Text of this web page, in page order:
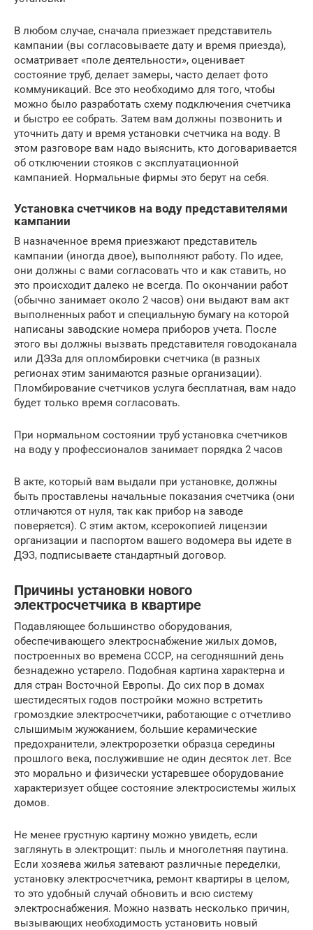
В любом случае, сначала приезжает представитель
кампании (вы согласовываете дату и время приезда),
осматривает «поле деятельности», оценивает
состояние труб, делает замеры, часто делает фото
коммуникаций. Все это необходимо для того, чтобы
можно было разработать схему подключения счетчика
и быстро ее собрать. Затем вам должны позвонить и
уточнить дату и время установки счетчика на воду. В
этом разговоре вам надо выяснить, кто договаривается
об отключении стояков с эксплуатационной
кампанией. Нормальные фирмы это берут на себя.
Установка счетчиков на воду представителями
кампании
В назначенное время приезжают представитель
кампании (иногда двое), выполняют работу. По идее,
они должны с вами согласовать что и как ставить, но
это происходит далеко не всегда. По окончании работ
(обычно занимает около 2 часов) они выдают вам акт
выполненных работ и специальную бумагу на которой
написаны заводские номера приборов учета. После
этого вы должны вызвать представителя говодоканала
или ДЭЗа для опломбировки счетчика (в разных
регионах этим занимаются разные организации).
Пломбирование счетчиков услуга бесплатная, вам надо
будет только время согласовать.
При нормальном состоянии труб установка счетчиков
на воду у профессионалов занимает порядка 2 часов
В акте, который вам выдали при установке, должны
быть проставлены начальные показания счетчика (они
отличаются от нуля, так как прибор на заводе
поверяется). С этим актом, ксерокопией лицензии
организации и паспортом вашего водомера вы идете в
ДЭЗ, подписываете стандартный договор.
Причины установки нового
электросчетчика в квартире
Подавляющее большинство оборудования,
обеспечивающего электроснабжение жилых домов,
построенных во времена СССР, на сегодняшний день
безнадежно устарело. Подобная картина характерна и
для стран Восточной Европы. До сих пор в домах
шестидесятых годов постройки можно встретить
громоздкие электросчетчики, работающие с отчетливо
слышимым жужжанием, большие керамические
предохранители, электророзетки образца середины
прошлого века, послужившие не один десяток лет. Все
это морально и физически устаревшее оборудование
характеризует общее состояние электросистемы жилых
домов.
Не менее грустную картину можно увидеть, если
заглянуть в электрощит: пыль и многолетняя паутина.
Если хозяева жилья затевают различные переделки,
установку электросчетчика, ремонт квартиры в целом,
то это удобный случай обновить и всю систему
электроснабжения. Можно назвать несколько причин,
вызывающих необходимость установить новый